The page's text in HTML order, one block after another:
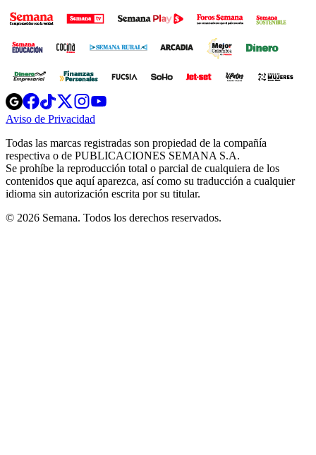
Opens
in
new
Opens
in
new
Opens
in
new
window
Opens
new
windowwindow
Aviso de Privacidad
new
window
Todas las marcas registradas son propiedad de la compañía
respectiva o de PUBLICACIONES SEMANA S.A.
Se prohíbe la reproducción total o parcial de cualquiera de los
contenidos que aquí aparezca, así como su traducción a cualquier
idioma sin autorización escrita por su titular.
© 2026 Semana. Todos los derechos reservados.